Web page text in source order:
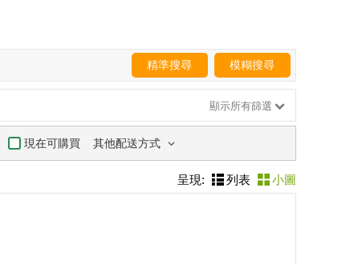
精準搜尋 模糊搜尋
顯示所有篩選
現在可購買 其他配送方式
呈現: 列表 小圖